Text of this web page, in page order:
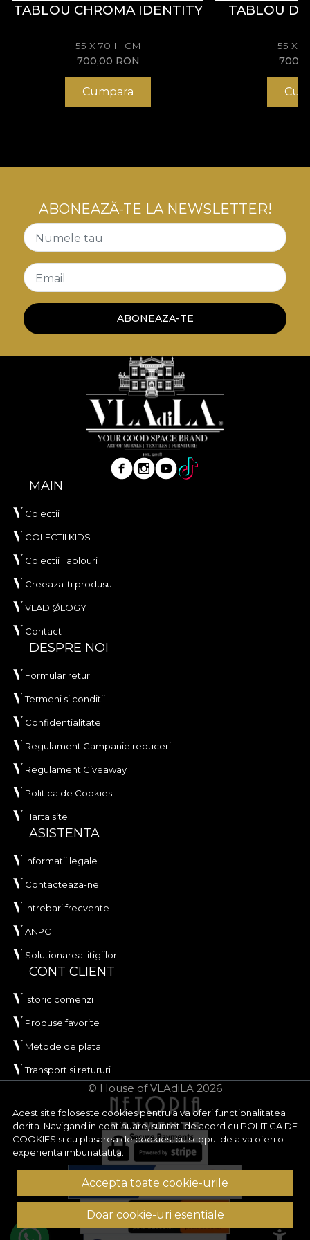
TABLOU CHROMA IDENTITY
55 X 70 H CM
700,00 RON
Cumpara
TABLOU
55 X
Acest site foloseste cookies pentru a va oferi functionalitatea
dorita. Navigand in continuare, sunteti de acord cu POLITICA DE
COOKIES si cu plasarea de cookies, cu scopul de a va oferi o
experienta imbunatatita.
Accepta toate cookie-urile
Doar cookie-uri esentiale
ABONEAZĂ-TE LA NEWSLETTER!
Numele tau
Email
ABONEAZA-TE
MAIN
Colectii
COLECTII KIDS
Colectii Tablouri
Creeaza-ti produsul
VLADIØLOGY
Contact
DESPRE NOI
Formular retur
Termeni si conditii
Confidentialitate
Regulament Campanie reduceri
Regulament Giveaway
Politica de Cookies
Harta site
ASISTENTA
Informatii legale
Contacteaza-ne
Intrebari frecvente
ANPC
Solutionarea litigiilor
CONT CLIENT
Istoric comenzi
Produse favorite
Metode de plata
Transport si retururi
© House of VLAdiLA 2026